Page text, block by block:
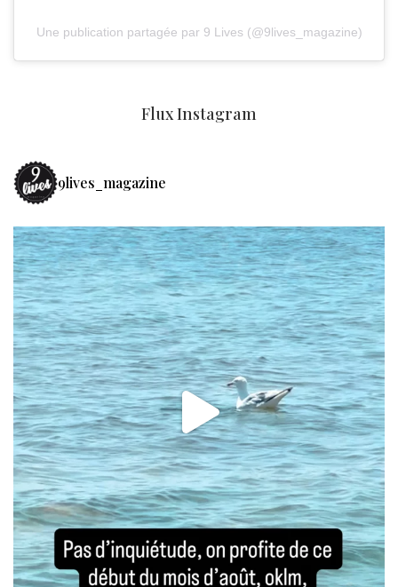
Une publication partagée par 9 Lives (@9lives_magazine)
Flux Instagram
9lives_magazine